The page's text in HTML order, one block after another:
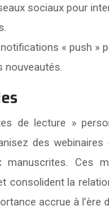
sociaux pour
« push »
nouveautés.
de lecture »
des webinaires
Ces
consolident la
accrue à l’ère